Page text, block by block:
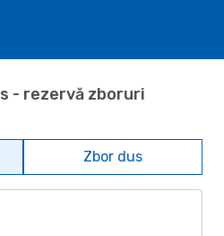
- rezervă zboruri
Zbor dus